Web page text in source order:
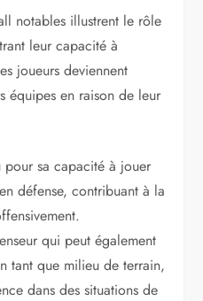
notables illustrent le rôle
leur capacité à
joueurs deviennent
équipes en raison de leur
pour sa capacité à jouer
défense, contribuant à la
qui peut également
tant que milieu de terrain,
dans des situations de